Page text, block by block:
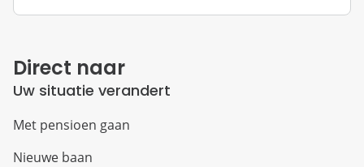
Direct naar
Uw situatie verandert
Met pensioen gaan
Nieuwe baan